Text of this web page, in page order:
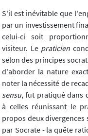
S'il est inévitable que
par un investissement
celui-ci soit
visiteur. Le praticien
selon des principes
d'aborder la nature
noter la nécessité de
sensu, fut pratiqué dans
à celles réunissant le
propos deux
par Socrate - la quête